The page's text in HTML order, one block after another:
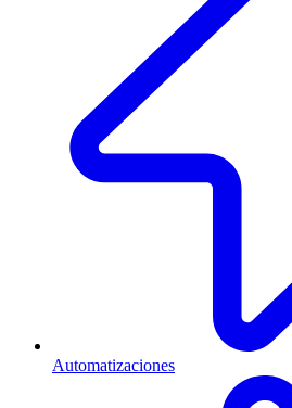
Automatizaciones